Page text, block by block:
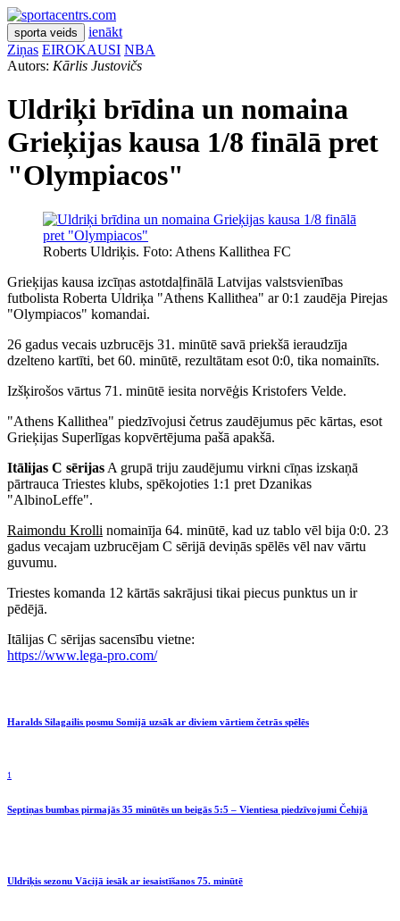
sporta veids
ienākt
Ziņas EIROKAUSI NBA
Autors: Kārlis Justovičs
Uldriķi brīdina un nomaina
Grieķijas kausa 1/8 finālā pret
"Olympiacos"
Roberts Uldriķis. Foto: Athens Kallithea FC
Grieķijas kausa izcīņas astotdaļfinālā Latvijas valstsvienības
futbolista Roberta Uldriķa "Athens Kallithea" ar 0:1 zaudēja Pirejas
"Olympiacos" komandai.
26 gadus vecais uzbrucējs 31. minūtē savā priekšā ieraudzīja
dzelteno kartīti, bet 60. minūtē, rezultātam esot 0:0, tika nomainīts.
Izšķirošos vārtus 71. minūtē iesita norvēģis Kristofers Velde.
"Athens Kallithea" piedzīvojusi četrus zaudējumus pēc kārtas, esot
Grieķijas Superlīgas kopvērtējuma pašā apakšā.
Itālijas C sērijas A grupā triju zaudējumu virkni cīņas izskaņā
pārtrauca Triestes klubs, spēkojoties 1:1 pret Dzanikas
"AlbinoLeffe".
Raimondu Krolli nomainīja 64. minūtē, kad uz tablo vēl bija 0:0. 23
gadus vecajam uzbrucējam C sērijā deviņās spēlēs vēl nav vārtu
guvumu.
Triestes komanda 12 kārtās sakrājusi tikai piecus punktus un ir
pēdējā.
Itālijas C sērijas sacensību vietne:
https://www.lega-pro.com/
Haralds Silagailis posmu Somijā uzsāk ar diviem vārtiem četrās spēlēs
1
Septiņas bumbas pirmajās 35 minūtēs un beigās 5:5 – Vientiesa piedzīvojumi Čehijā
Uldriķis sezonu Vācijā iesāk ar iesaistīšanos 75. minūtē